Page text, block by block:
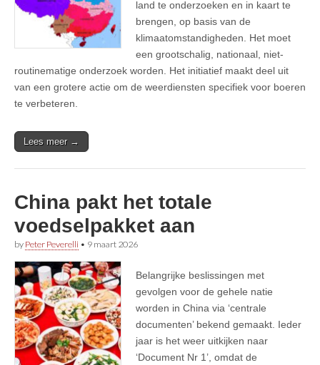
land te onderzoeken en in kaart te
brengen, op basis van de
klimaatomstandigheden. Het moet
een grootschalig, nationaal, niet-
routinematige onderzoek worden. Het initiatief maakt deel uit
van een grotere actie om de weerdiensten specifiek voor boeren
te verbeteren.
Lees meer →
China pakt het totale
voedselpakket aan
by Peter Peverelli • 9 maart 2026
Belangrijke beslissingen met
gevolgen voor de gehele natie
worden in China via ‘centrale
documenten’ bekend gemaakt. Ieder
jaar is het weer uitkijken naar
‘Document Nr 1’, omdat de